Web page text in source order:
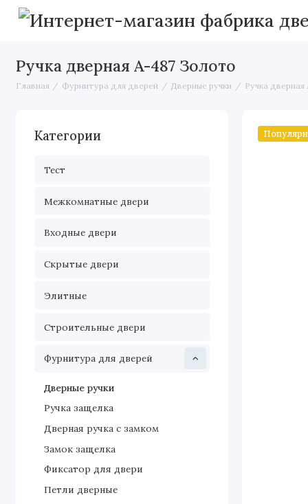
Ручка дверная A-487 Золото
Главная Фурнитура для дверей Дверные ручки Ручка
Категории
Тест
Межкомнатные двери
Входные двери
Скрытые двери
Элитные
Строительные двери
Фурнитура для дверей
Дверные ручки
Ручка защелка
Дверная ручка с замком
Замок защелка
Фиксатор для двери
Петли дверные